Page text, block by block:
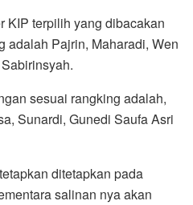
KIP terpilih yang dibacakan
adalah Pajrin, Maharadi, Wen
sesuai rangking adalah,
Sunardi, Gunedi Saufa Asri
ditetapkan pada
salinan nya akan